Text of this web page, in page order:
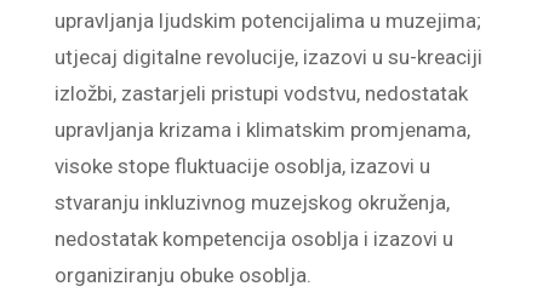
upravljanja ljudskim potencijalima u muzejima;
utjecaj digitalne revolucije, izazovi u su-kreaciji
izložbi, zastarjeli pristupi vodstvu, nedostatak
upravljanja krizama i klimatskim promjenama,
visoke stope fluktuacije osoblja, izazovi u
stvaranju inkluzivnog muzejskog okruženja,
nedostatak kompetencija osoblja i izazovi u
organiziranju obuke osoblja.